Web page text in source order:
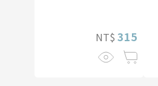
NT$ 315